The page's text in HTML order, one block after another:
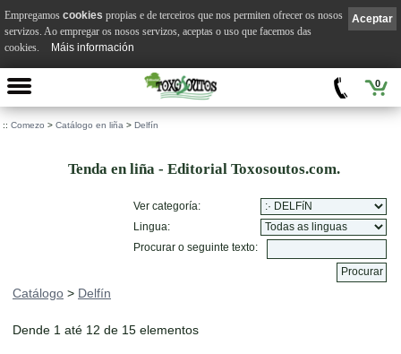
0
:: Comezo > Catálogo en liña > Delfín
Tenda en liña - Editorial Toxosoutos.com.
Ver categoría:
Lingua:
Procurar o seguinte texto:
Catálogo > Delfín
Dende 1 até 12 de 15 elementos
Aceptar
Empregamos cookies propias e de terceiros que nos permiten ofrecer os nosos
servizos. Ao empregar os nosos servizos, aceptas o uso que facemos das
cookies.
Máis información